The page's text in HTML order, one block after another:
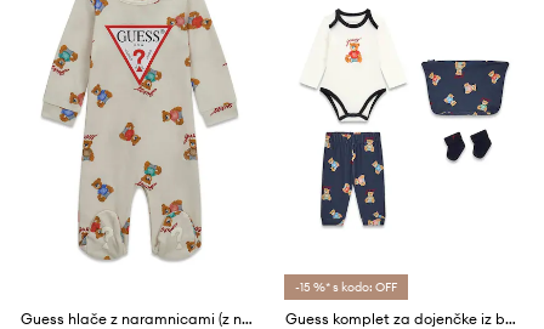
Guess hlače z naramnicami (z nogicami) za dojenčke bombažne
-15 %* s kodo: OFF
Guess komplet za dojenčke iz bombaža z elastanom